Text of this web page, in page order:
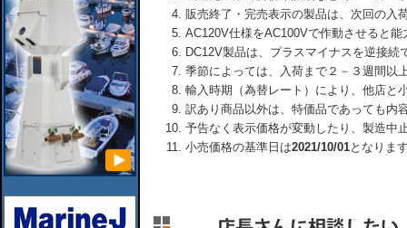
販売終了・完売表示の製品は、次回の入
AC120V仕様をAC100Vで作動させると
DC12V製品は、プラスマイナスを逆接
季節によっては、入荷まで２－３週間以
輸入時期（為替レート）により、他店と
訳あり商品以外は、特価品であっても内
予告なく表示価格が変動したり、製造中
小売価格の基準日は2021/10/01となりま